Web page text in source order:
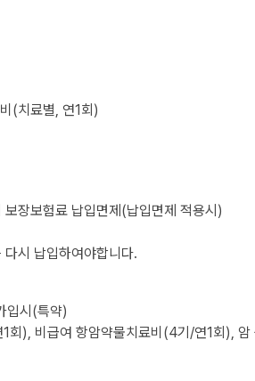
(치료별, 연1회)
장보험료 납입면제(납입면제 적용시)
시 납입하여야합니다.
입시(특약)
), 비급여 항암약물치료비(4기/연1회), 암